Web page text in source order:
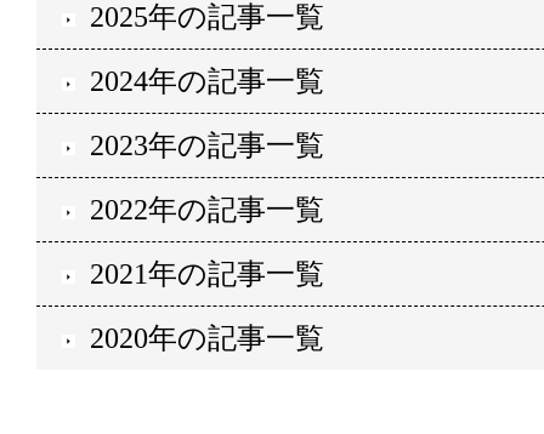
2025年の記事一覧
2024年の記事一覧
2023年の記事一覧
2022年の記事一覧
2021年の記事一覧
2020年の記事一覧